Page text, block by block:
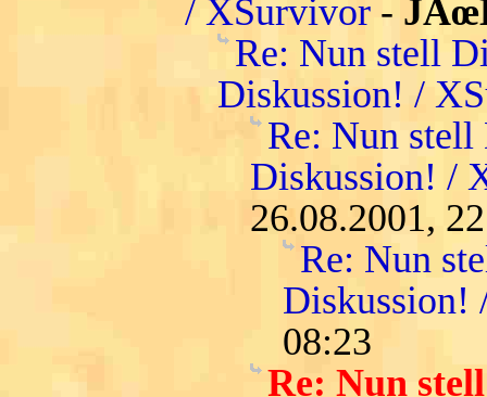
/ XSurvivor -
Re: Nun stell
Diskussion! /
Re: Nun
Diskussion! /
26.08.2001,
Re: Nun
Diskussion!
08:23
Re: Nun